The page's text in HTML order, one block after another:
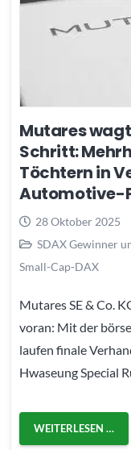
Mutares
Schritt:
Töchtern in
Automotive-
28 Oktober 2025
SDAX Gewinner
Small-Cap-DAX
Mutares SE & Co.
voran: Mit der
laufen finale
Hwaseung Special
WEITERLESEN …